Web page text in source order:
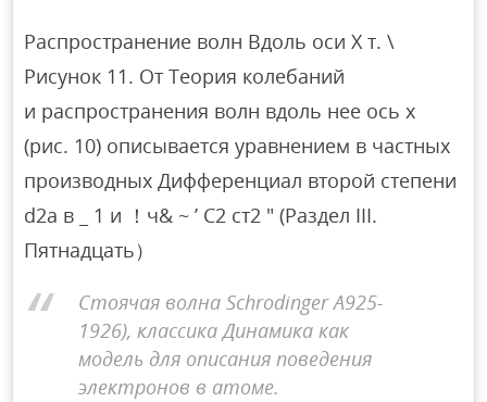
Распространение волн Вдоль оси X т. \
Рисунок 11. От Теория колебаний
и распространения волн вдоль нее ось x
(рис. 10) описывается уравнением в частных
производных Дифференциал второй степени
d2a в _ 1 и ！ч& ~ ’ С2 ст2 ″ (Раздел III.
Пятнадцать）
Стоячая волна Schrodinger A925-
1926), классика Динамика как
модель для описания поведения
электронов в атоме.